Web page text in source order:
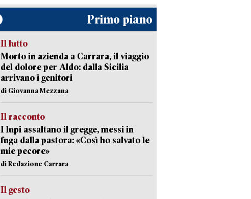
Primo piano
Il lutto
Morto in azienda a Carrara, il viaggio
del dolore per Aldo: dalla Sicilia
arrivano i genitori
di Giovanna Mezzana
Il racconto
I lupi assaltano il gregge, messi in
fuga dalla pastora: «Così ho salvato le
mie pecore»
di Redazione Carrara
Il gesto